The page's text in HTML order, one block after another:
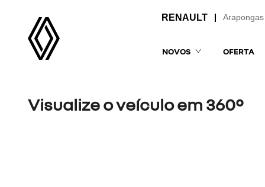
Arapongas
NOVOS OFERTA
Visualize o veículo em 360°